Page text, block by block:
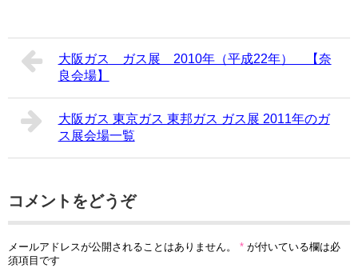
大阪ガス ガス展 2010年（平成22年） 【奈
良会場】
大阪ガス 東京ガス 東邦ガス ガス展 2011年のガ
ス展会場一覧
コメントをどうぞ
メールアドレスが公開されることはありません。 * が付いている欄は必
須項目です